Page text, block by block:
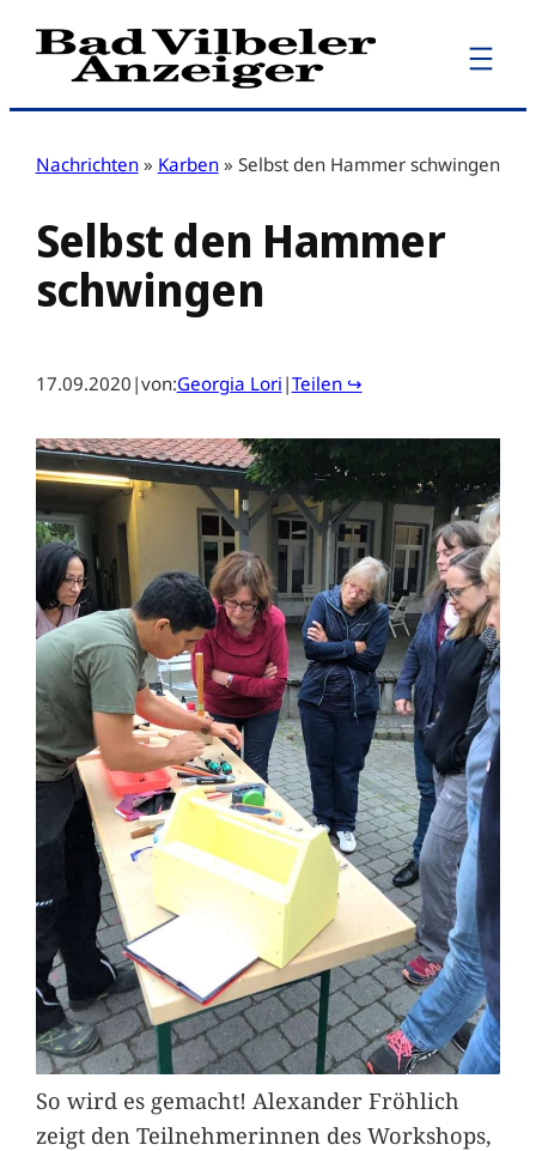
Zum
Inhalt
Nachrichten » Karben » Selbst den Hammer schwingen
Selbst den Hammer
schwingen
17.09.2020 |von:Georgia Lori |Teilen ↪
So wird es gemacht! Alexander Fröhlich
zeigt den Teilnehmerinnen des Workshops,